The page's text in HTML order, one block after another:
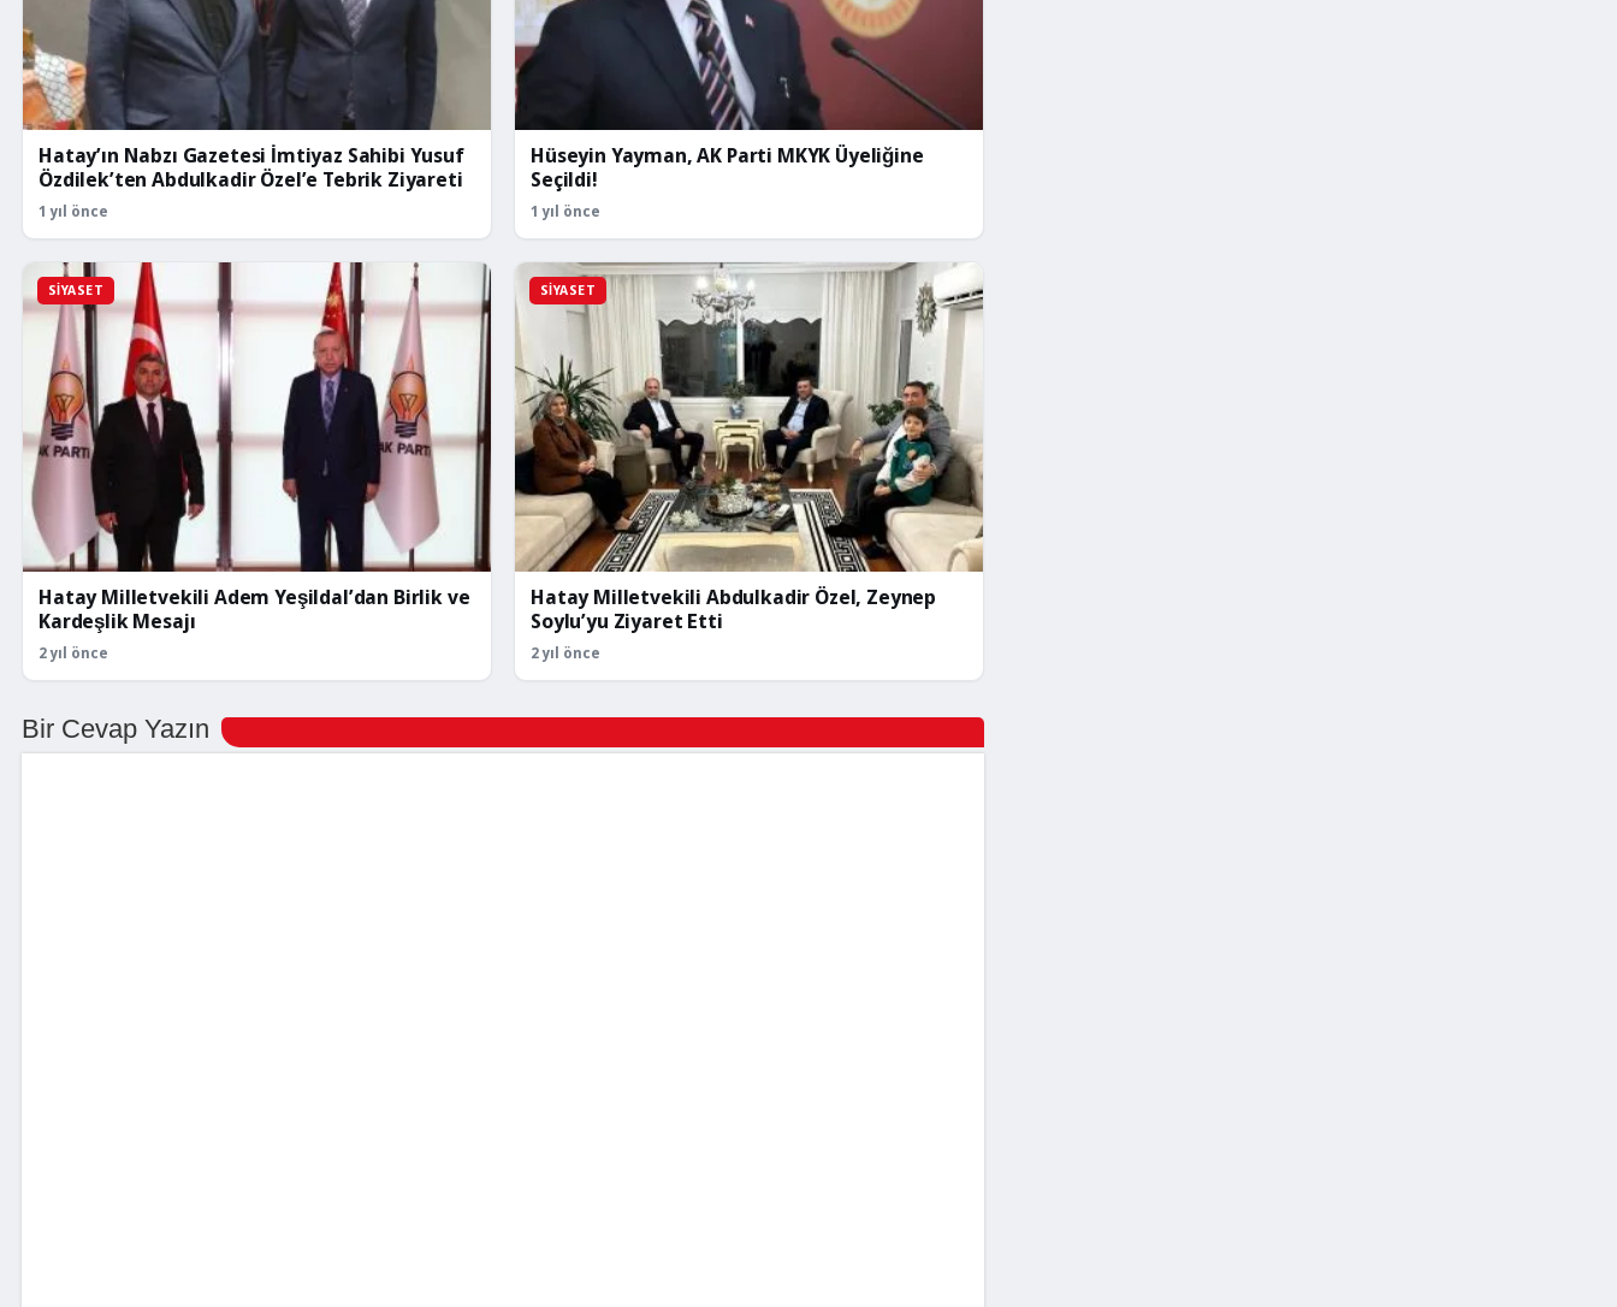
Hatay’ın Nabzı Gazetesi İmtiyaz Sahibi Yusuf
Özdilek’ten Abdulkadir Özel’e Tebrik Ziyareti
1 yıl önce
Hüseyin Yayman, AK Parti MKYK Üyeliğine
Seçildi!
1 yıl önce
SIYASET
Hatay Milletvekili Adem Yeşildal’dan Birlik ve
Kardeşlik Mesajı
2 yıl önce
SIYASET
Hatay Milletvekili Abdulkadir Özel, Zeynep
Soylu’yu Ziyaret Etti
2 yıl önce
Bir Cevap Yazın